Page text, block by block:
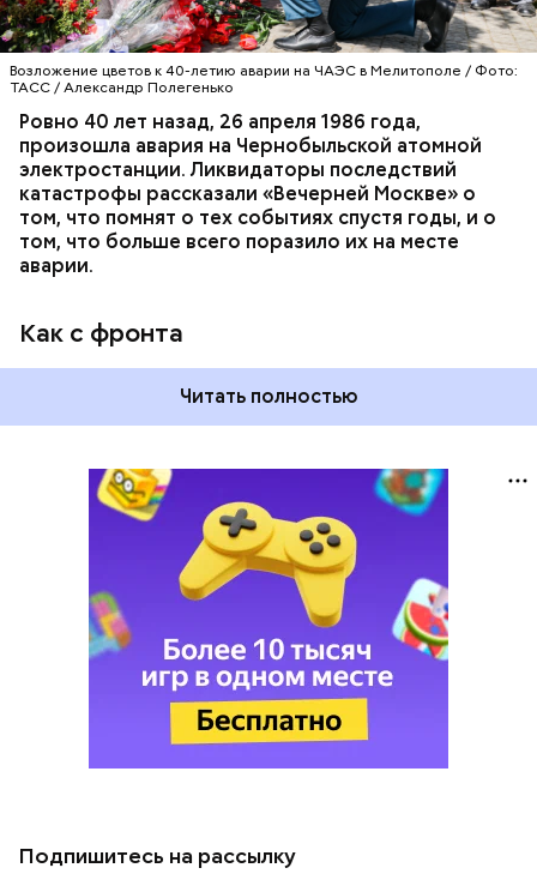
Возложение цветов к 40-летию аварии на ЧАЭС в Мелитополе / Фото:
ТАСС / Александр Полегенько
Ровно 40 лет назад, 26 апреля 1986 года,
произошла авария на Чернобыльской атомной
электростанции. Ликвидаторы последствий
катастрофы рассказали «Вечерней Москве» о
том, что помнят о тех событиях спустя годы, и о
том, что больше всего поразило их на месте
аварии.
Как с фронта
Читать полностью
Подпишитесь на рассылку